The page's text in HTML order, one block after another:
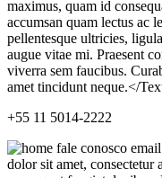
+55 11 5014-2222